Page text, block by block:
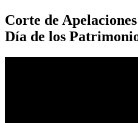
Corte de
Día de los